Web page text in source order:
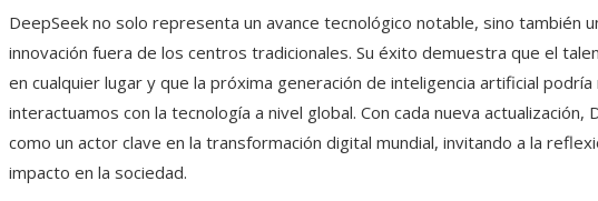
DeepSeek no solo representa un avance tecnológico notable, sino también
innovación fuera de los centros tradicionales. Su éxito demuestra que el
en cualquier lugar y que la próxima generación de inteligencia artificial
interactuamos con la tecnología a nivel global. Con cada nueva actualización,
como un actor clave en la transformación digital mundial, invitando a la
impacto en la sociedad.